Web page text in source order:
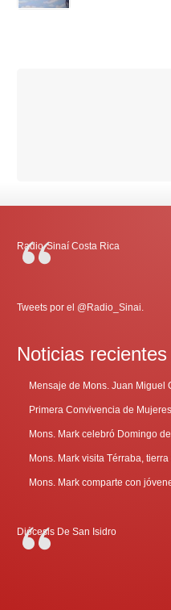
Radio-Sinaí Costa Rica
Tweets por el @Radio_Sinai.
Noticias recientes
Mons. Mark celebró Domingo
Mons. Mark visita Térraba,
Diócesis De San Isidro